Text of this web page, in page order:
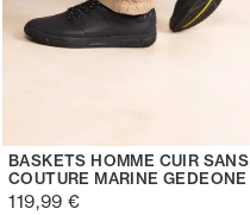
BASKETS HOMME CUIR SANS
COUTURE MARINE GEDEONE
119,99 €